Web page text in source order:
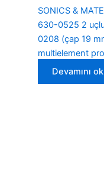
SONICS &
630-0525 2
0208 (çap 19
multielement
Devamını